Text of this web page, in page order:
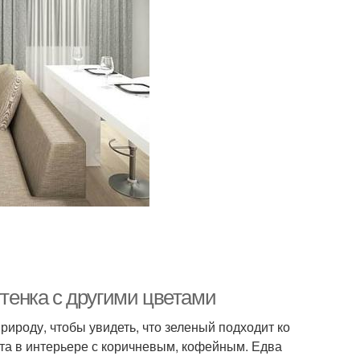
с другими цветами
чтобы увидеть, что зеленый подходит ко
в интерьере с коричневым, кофейным. Едва